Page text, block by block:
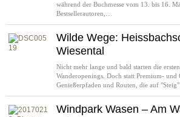
während der Buchmesse vom 13. bis 16.
Bestsellerautoren,…
Wilde Wege:
Wiesental
Nicht mehr lange und bald starten die
Wanderopenings. Doch statt Premium- und
Genießerpfaden und Routen, die auf
Windpark Wasen – Am